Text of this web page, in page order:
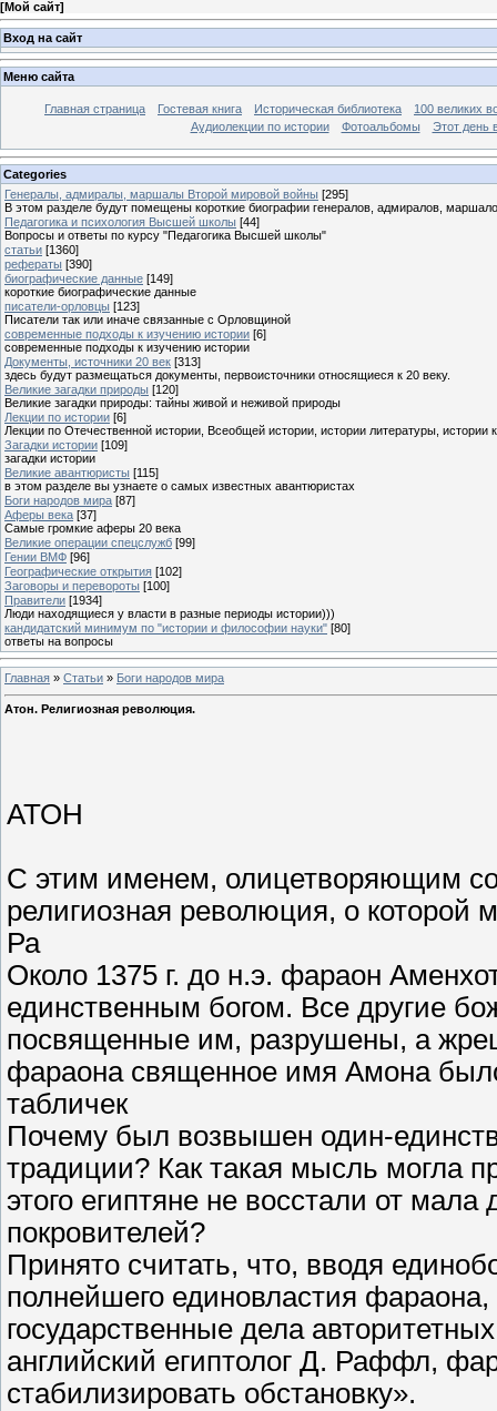
[Мой сайт]
Вход на сайт
Меню сайта
Главная страница Гостевая книга Историческая библиотека
100 великих
Аудиолекции по истории
Фотоальбомы Этот день
Categories
Генералы, адмиралы, маршалы Второй мировой войны [295]
В этом разделе будут помещены короткие биографии генералов, адмиралов,
Педагогика и психология Высшей школы [44]
Вопросы и ответы по курсу "Педагогика Высшей школы"
статьи [1360]
рефераты [390]
биографические данные [149]
короткие биографические данные
писатели-орловцы [123]
Писатели так или иначе связанные с Орловщиной
современные подходы к изучению истории [6]
современные подходы к изучению истории
Документы, источники 20 век [313]
здесь будут размещаться документы, первоисточники относящиеся к 20 веку.
Великие загадки природы [120]
Великие загадки природы: тайны живой и неживой природы
Лекции по истории [6]
Лекции по Отечественной истории, Всеобщей истории, истории литературы, истории
Загадки истории [109]
загадки истории
Великие авантюристы [115]
в этом разделе вы узнаете о самых известных авантюристах
Боги народов мира [87]
Аферы века [37]
Самые громкие аферы 20 века
Великие операции спецслужб [99]
Гении ВМФ [96]
Географические открытия [102]
Заговоры и перевороты [100]
Правители [1934]
Люди находящиеся у власти в разные периоды истории)))
кандидатский минимум по "истории и философии науки" [80]
ответы на вопросы
Главная » Статьи » Боги народов мира
Атон. Религиозная революция.
АТОН
С этим именем, олицетворяющим
религиозная революция, о
Ра
Около 1375 г. до н.э. фараон
единственным богом. Все другие
посвященные им, разрушены, а
фараона священное имя Амона
табличек
Почему был возвышен один-
традиции? Как такая мысль могла
этого египтяне не восстали от
покровителей?
Принято считать, что, вводя
полнейшего единовластия
государственные дела
английский египтолог Д. Раффл,
стабилизировать обстановку».